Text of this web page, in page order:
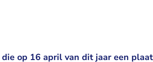
op 16 april van dit jaar een